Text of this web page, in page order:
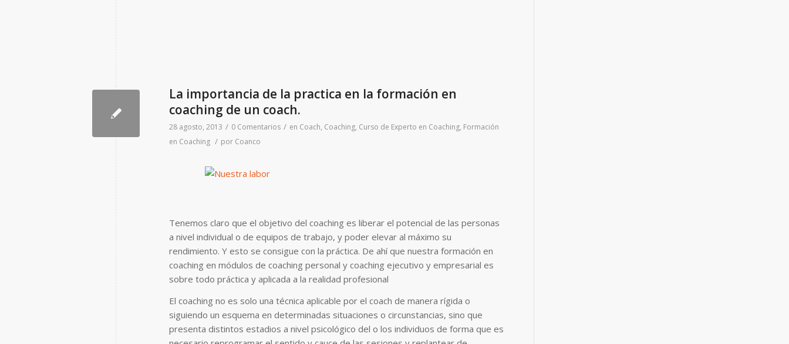
La importancia de la practica en la formación en
coaching de un coach.
28 agosto, 2013 / 0 Comentarios / en Coach, Coaching, Curso de Experto en Coaching, Formación
en Coaching / por Coanco
Tenemos claro que el objetivo del coaching es liberar el potencial de las personas
a nivel individual o de equipos de trabajo, y poder elevar al máximo su
rendimiento. Y esto se consigue con la práctica. De ahí que nuestra formación en
coaching en módulos de coaching personal y coaching ejecutivo y empresarial es
sobre todo práctica y aplicada a la realidad profesional
El coaching no es solo una técnica aplicable por el coach de manera rígida o
siguiendo un esquema en determinadas situaciones o circunstancias, sino que
presenta distintos estadios a nivel psicológico del o los individuos de forma que es